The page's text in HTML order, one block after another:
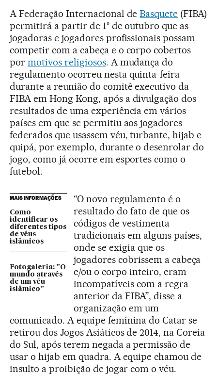
A Federação Internacional deBasquete (FIBA)
permitirá a partir de 1º de outubro que as
jogadoras e jogadores profissionais possam
competir com a cabeça e o corpo cobertos
por motivos religiosos. A mudança do
regulamento ocorreu nesta quinta-feira
durante a reunião do comitê executivo da
FIBA em Hong Kong, após a divulgação dos
resultados de uma experiência em vários
países em que se permitiu aos jogadores
federados que usassem véu, turbante, hijab e
quipá, por exemplo, durante o desenrolar do
jogo, como já ocorre em esportes como o
futebol.
MAIS INFORMAÇÕES
Como
identificar os
diferentes tipos
de véus
islâmicos
Fotogaleria: "O
mundo através
de um véu
islâmico"
“O novo regulamento é o
resultado do fato de que os
códigos de vestimenta
tradicionais em alguns países,
onde se exigia que os
jogadores cobrissem a cabeça
e/ou o corpo inteiro, eram
incompatíveis com a regra
anterior da FIBA”, disse a
organização em um
comunicado. A equipe feminina do Catar se
retirou dos Jogos Asiáticos de 2014, na Coreia
do Sul, após terem negada a permissão de
usar o hijab em quadra. A equipe chamou de
insulto a proibição de jogar com o véu.